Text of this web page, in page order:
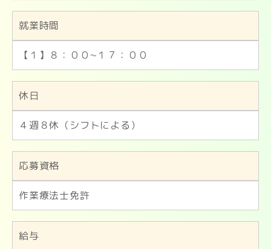
就業時間
【１】８：００~１７：００
休日
４週８休（シフトによる）
応募資格
作業療法士免許
給与